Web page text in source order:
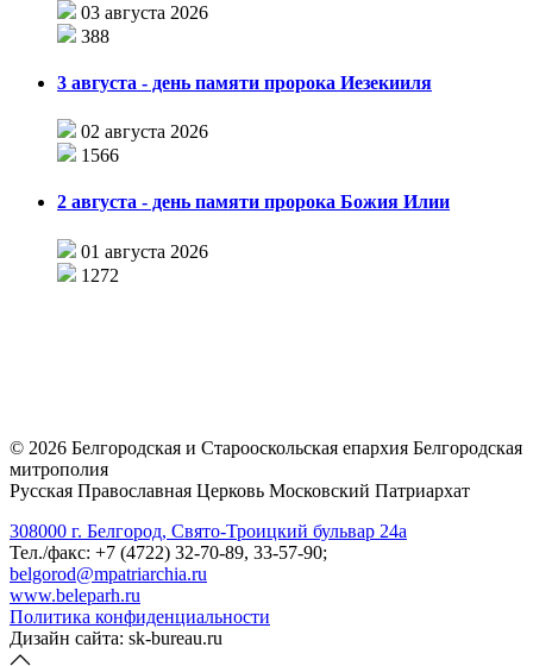
03 августа 2026
388
3 августа - день памяти пророка Иезекииля
02 августа 2026
1566
2 августа - день памяти пророка Божия Илии
01 августа 2026
1272
© 2026 Белгородская и Старооскольская епархия Белгородская
митрополия
Русская Православная Церковь Московский Патриархат
308000 г. Белгород, Свято-Троицкий бульвар 24а
Тел./факс: +7 (4722) 32-70-89, 33-57-90;
belgorod@mpatriarchia.ru
www.beleparh.ru
Политика конфиденциальности
Дизайн сайта: sk-bureau.ru